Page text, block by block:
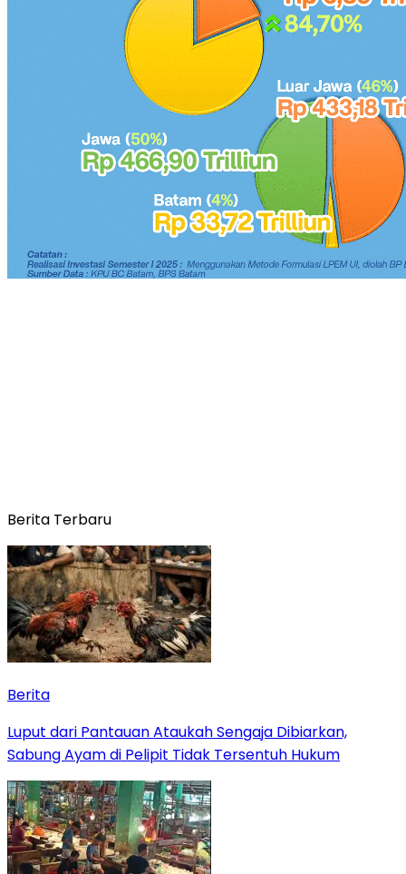
Berita Terbaru
Berita
Luput dari Pantauan Ataukah Sengaja Dibiarkan,
Sabung Ayam di Pelipit Tidak Tersentuh Hukum